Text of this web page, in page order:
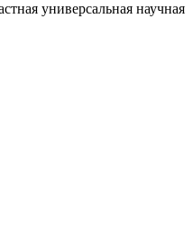
универсальная научная